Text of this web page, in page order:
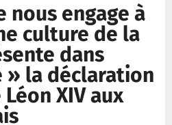
nous engage à
culture de la
dans
» la déclaration
XIV aux